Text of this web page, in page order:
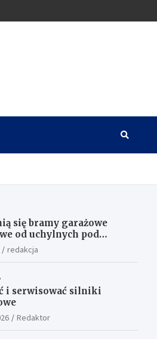
się bramy garażowe
od uchylnych pod
redakcja
i serwisować silniki
Redaktor